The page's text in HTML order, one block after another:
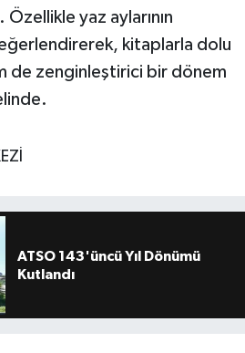
Özellikle yaz aylarının
kitaplarla dolu
de zenginleştirici bir dönem
ATSO 143'üncü Yıl Dönümü
Kutlandı